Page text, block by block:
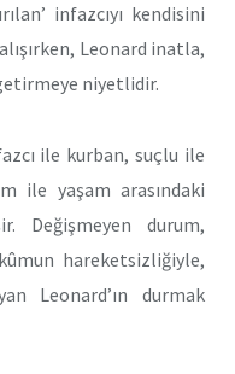
infazcıyı kendisini
Leonard inatla,
niyetlidir.
ile kurban, suçlu ile
ile yaşam arasındaki
Değişmeyen durum,
hareketsizliğiyle,
Leonard’ın durmak